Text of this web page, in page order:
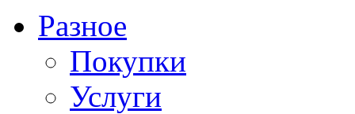
Разное
Покупки
Услуги